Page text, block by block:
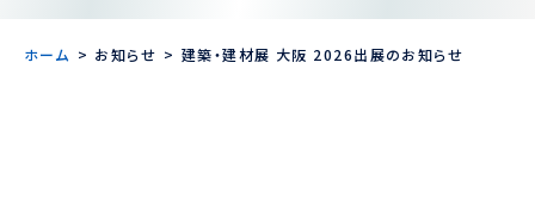
ホーム お知らせ 建築・建材展 大阪 2026出展のお知らせ